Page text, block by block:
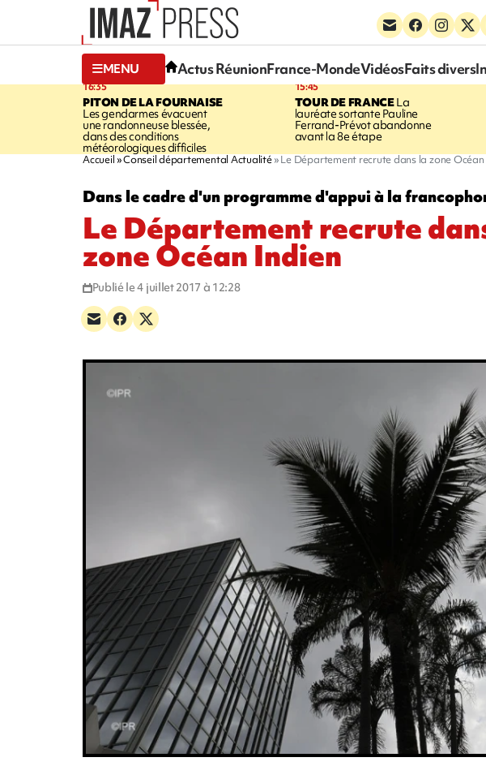
MENU Actus RéunionFrance-MondeVidéosFaits divers
16:35
PITON DE LA FOURNAISE
Les gendarmes évacuent
une randonneuse blessée,
dans des conditions
météorologiques difficiles
15:45
TOUR DE FRANCELa
lauréate sortante Pauline
Ferrand-Prévot abandonne
avant la 8e étape
Accueil Conseil départemental Actualité Le Département recrute dans la zone Océan
Dans le cadre d'un programme d'appui à la
Le Département recrute
zone Océan Indien
Publié le 4 juillet 2017 à 12:28